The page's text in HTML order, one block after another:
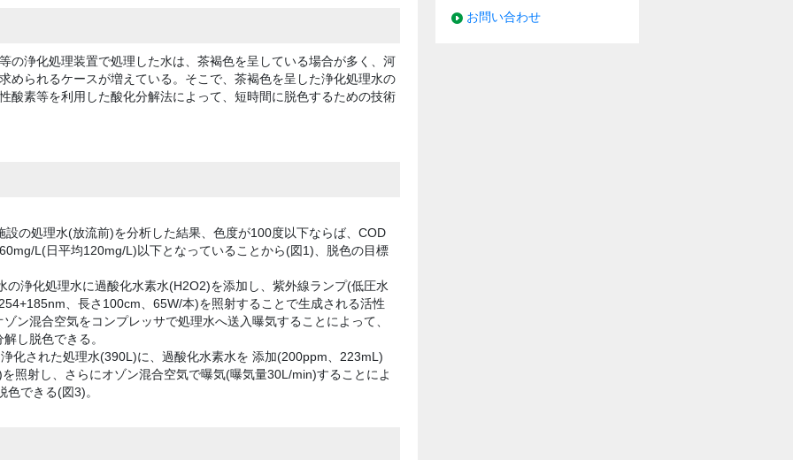
の浄化処理装置で処理した水は、茶褐色を呈している場合が多く、河
められるケースが増えている。そこで、茶褐色を呈した浄化処理水の
酸素等を利用した酸化分解法によって、短時間に脱色するための技術
の処理水(放流前)を分析した結果、色度が100度以下ならば、COD
L(日平均120mg/L)以下となっていることから(図1)、脱色の目標
の浄化処理水に過酸化水素水(H2O2)を添加し、紫外線ランプ(低圧水
、長さ100cm、65W/本)を照射することで生成される活性
ン混合空気をコンプレッサで処理水へ送入曝気することによって、
し脱色できる。
化された処理水(390L)に、過酸化水素水を 添加(200ppm、223mL)
照射し、さらにオゾン混合空気で曝気(曝気量30L/min)することによ
できる(図3)。
お問い合わせ